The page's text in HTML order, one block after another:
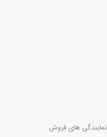
نمایندگی های فروش